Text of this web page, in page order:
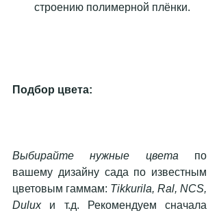
строению полимерной плёнки.
Подбор цвета:
Выбирайте нужные цвета по
вашему дизайну сада по известным
цветовым гаммам: Tikkurila, Ral, NCS,
Dulux и т.д. Рекомендуем сначала